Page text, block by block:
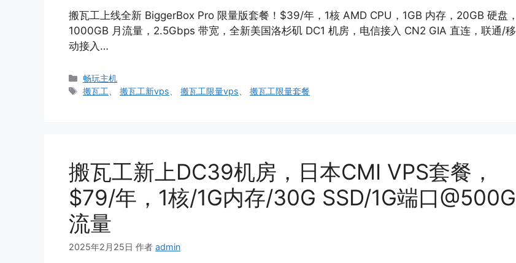
搬瓦工上线全新 BiggerBox Pro 限量版套餐！$39/年，1核 AMD CPU，1GB 内存，20GB 硬盘，
1000GB 月流量，2.5Gbps 带宽，全新美国洛杉矶 DC1 机房，电信接入 CN2 GIA 直连，联通/移
动接入…
分
类
畅玩主机
标
搬瓦工 、搬瓦工新vps 、搬瓦工限量vps 、搬瓦工限量套餐
搬瓦工新上DC39机房，日本CMI VPS套餐，
$79/年，1核/1G内存/30G SSD/1G端口@500G
流量
2025年2月25日 作者 admin